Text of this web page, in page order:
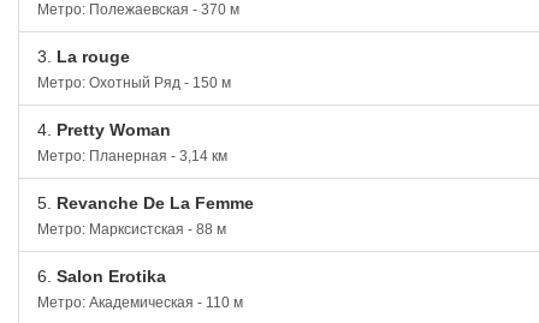
Метро: Полежаевская - 370 м
3. La rouge
Метро: Охотный Ряд - 150 м
4. Pretty Woman
Метро: Планерная - 3,14 км
5. Revanche De La Femme
Метро: Марксистская - 88 м
6. Salon Erotika
Метро: Академическая - 110 м